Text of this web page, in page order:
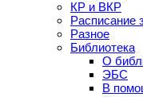
КР и ВКР
Расписание
Разное
Библиотека
О
ЭБС
В